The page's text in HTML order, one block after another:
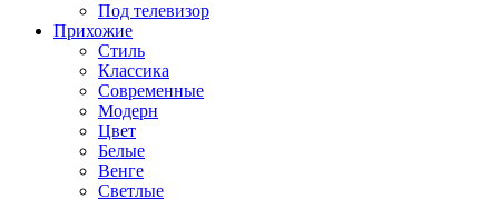
Под телевизор
Прихожие
Стиль
Классика
Современные
Модерн
Цвет
Белые
Венге
Светлые